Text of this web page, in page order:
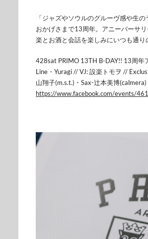
「ジャズやソウルのグルーヴ感や生
おかげさまで13周年。アニーバーサ
楽とお酒と会話を楽しみにいつも通り
428sat PRIMO 13TH B-DAY!! 13周年
Line・Yuragi // VJ: 設楽トモヲ //
山翔子(m.s.t.)・Sax-辻本美博
https://www.facebook.com/events/